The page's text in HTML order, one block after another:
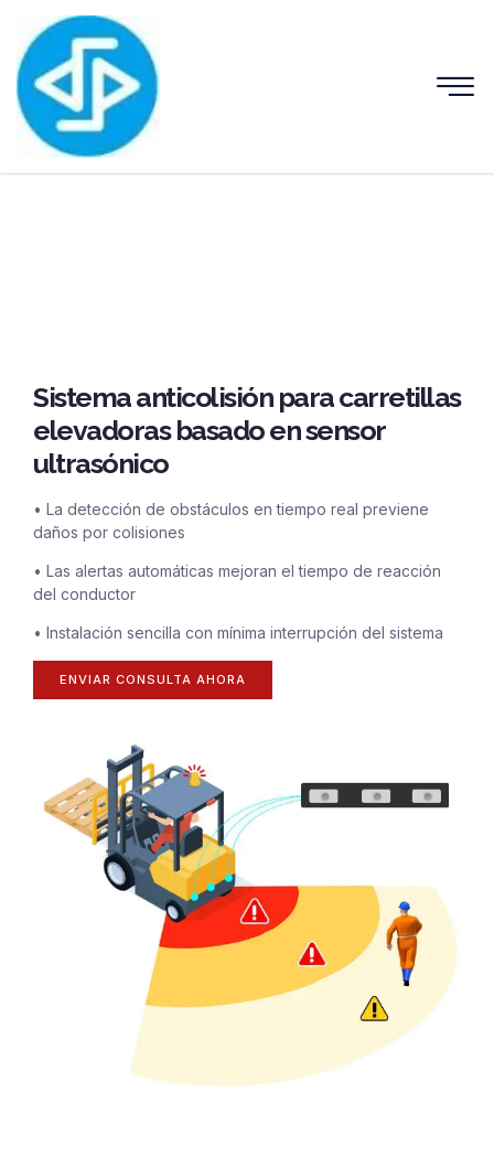
Sistema anticolisión para carretillas
elevadoras basado en sensor
ultrasónico
• La detección de obstáculos en tiempo real previene
daños por colisiones
• Las alertas automáticas mejoran el tiempo de reacción
del conductor
• Instalación sencilla con mínima interrupción del sistema
ENVIAR CONSULTA AHORA